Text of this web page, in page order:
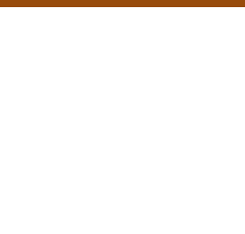
HISTORIAS MULTIMEDIA